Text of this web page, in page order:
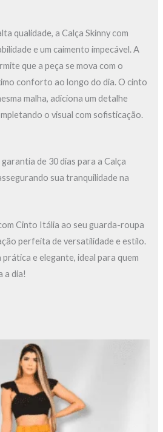
qualidade, a Calça Skinny com
e um caimento impecável. A
que a peça se mova com o
conforto ao longo do dia. O cinto
malha, adiciona um detalhe
o visual com sofisticação.
de 30 dias para a Calça
sua tranquilidade na
Cinto Itália ao seu guarda-roupa
perfeita de versatilidade e estilo.
prática e elegante, ideal para quem
a dia!